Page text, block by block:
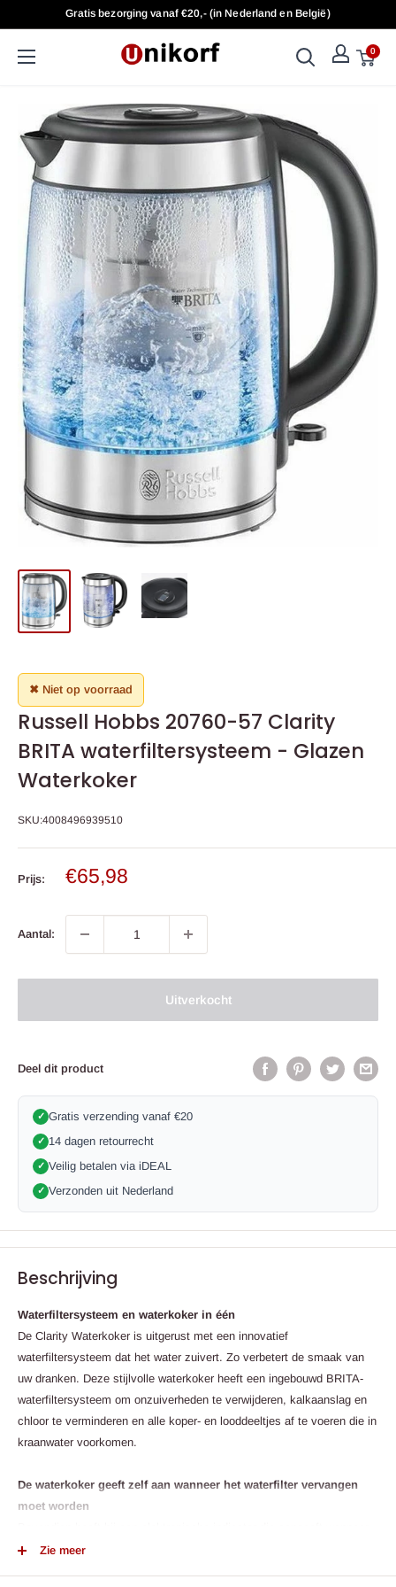
naar
artikel
Gratis bezorging vanaf €20,- (in Nederland en België)
UniKorf.nl
0
✖ Niet op voorraad
Russell Hobbs 20760-57 Clarity
BRITA waterfiltersysteem - Glazen
Waterkoker
SKU:4008496939510
Prijs:
Verkoop
€65,98
Aantal:
Uitverkocht
Deel dit product
✓ Gratis verzending vanaf €20
✓ 14 dagen retourrecht
✓ Veilig betalen via iDEAL
✓ Verzonden uit Nederland
Beschrijving
Waterfiltersysteem en waterkoker in één
De Clarity Waterkoker is uitgerust met een innovatief
waterfiltersysteem dat het water zuivert. Zo verbetert de smaak van
uw dranken. Deze stijlvolle waterkoker heeft een ingebouwd BRITA-
waterfiltersysteem om onzuiverheden te verwijderen, kalkaanslag en
chloor te verminderen en alle koper- en looddeeltjes af te voeren die in
kraanwater voorkomen.
De waterkoker geeft zelf aan wanneer het waterfilter vervangen
moet worden
het waterfilter vervangen moet worden, zodat u altijd op tijd bent.
Zie meer